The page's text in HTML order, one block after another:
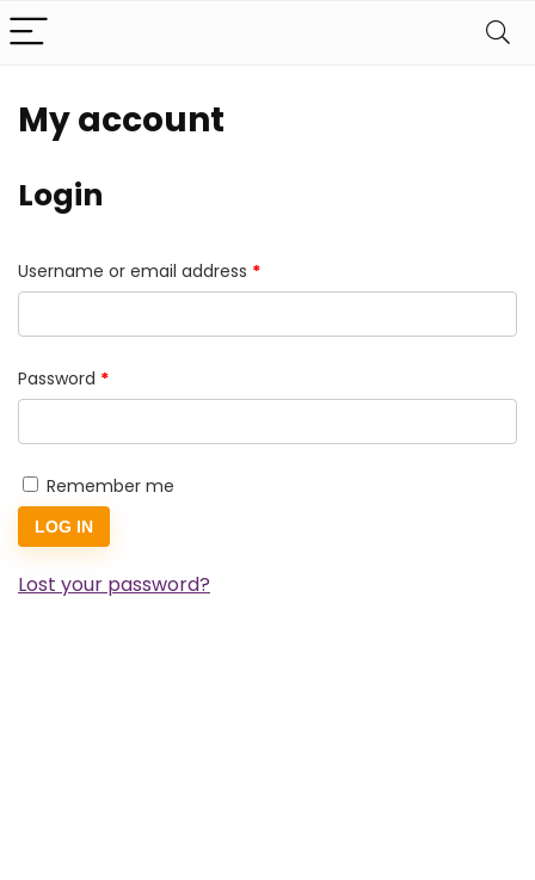
My account
Login
Username or email address *Required
Password *Required
Remember me
LOG IN
Lost your password?